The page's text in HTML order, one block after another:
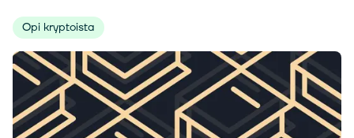
Opi kryptoista